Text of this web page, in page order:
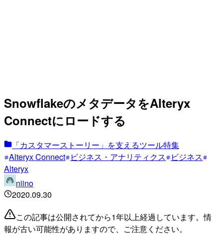
SnowflakeのメタデータをAlteryx
Connectにロードする
「カスタマーストーリー」を支えるツール特集
Alteryx Connect ビジネス・アナリティクス
ビジネス
Alteryx
niino
2020.09.30
この記事は公開されてから1年以上経過しています。情
報が古い可能性がありますので、ご注意ください。